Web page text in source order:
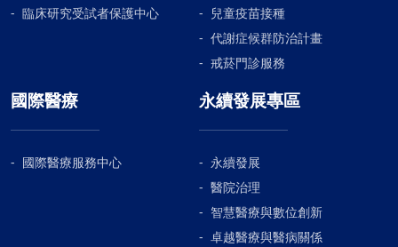
臨床研究受試者保護中心
兒童疫苗接種
代謝症候群防治計畫
戒菸門診服務
國際醫療
國際醫療服務中心
永續發展專區
永續發展
醫院治理
智慧醫療與數位創新
卓越醫療與醫病關係